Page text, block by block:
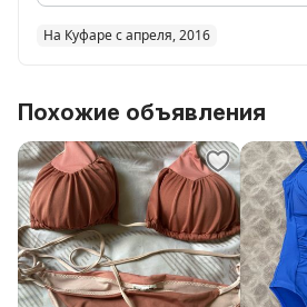
На Куфаре с апреля, 2016
Похожие объявления